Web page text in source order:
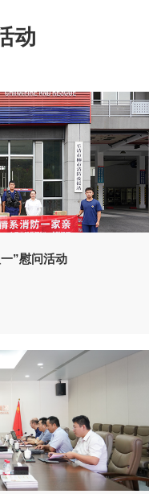
动
”慰问活动